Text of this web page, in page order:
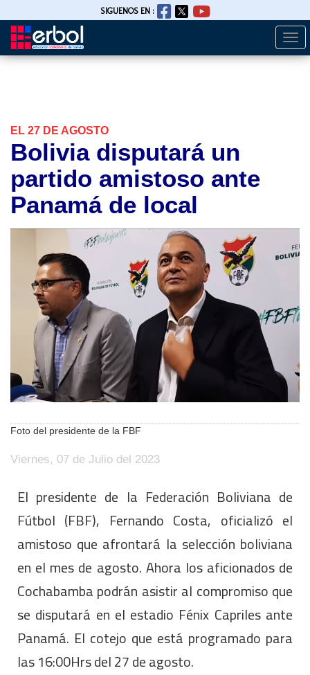
Pasar
SIGUENOS EN :
EL 27 DE AGOSTO
Bolivia disputará un
partido amistoso ante
Panamá de local
Foto del presidente de la FBF
Viernes, 07 de Julio del 2023
El presidente de la Federación Boliviana de
Fútbol (FBF), Fernando Costa, oficializó el
amistoso que afrontará la selección boliviana
en el mes de agosto. Ahora los aficionados de
Cochabamba podrán asistir al compromiso que
se disputará en el estadio Fénix Capriles ante
Panamá. El cotejo que está programado para
las 16:00Hrs del 27 de agosto.